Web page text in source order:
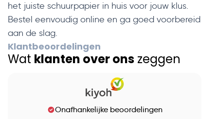
het juiste schuurpapier in huis voor jouw klus.
Bestel eenvoudig online en ga goed voorbereid
aan de slag.
Klantbeoordelingen
Wat klanten over ons zeggen
Onafhankelijke beoordelingen